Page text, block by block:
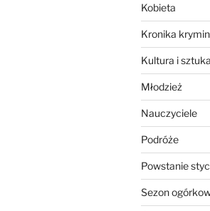
Kobieta
Kronika
Kultura i
Młodzież
Nauczyciele
Podróże
Powstanie
Sezon